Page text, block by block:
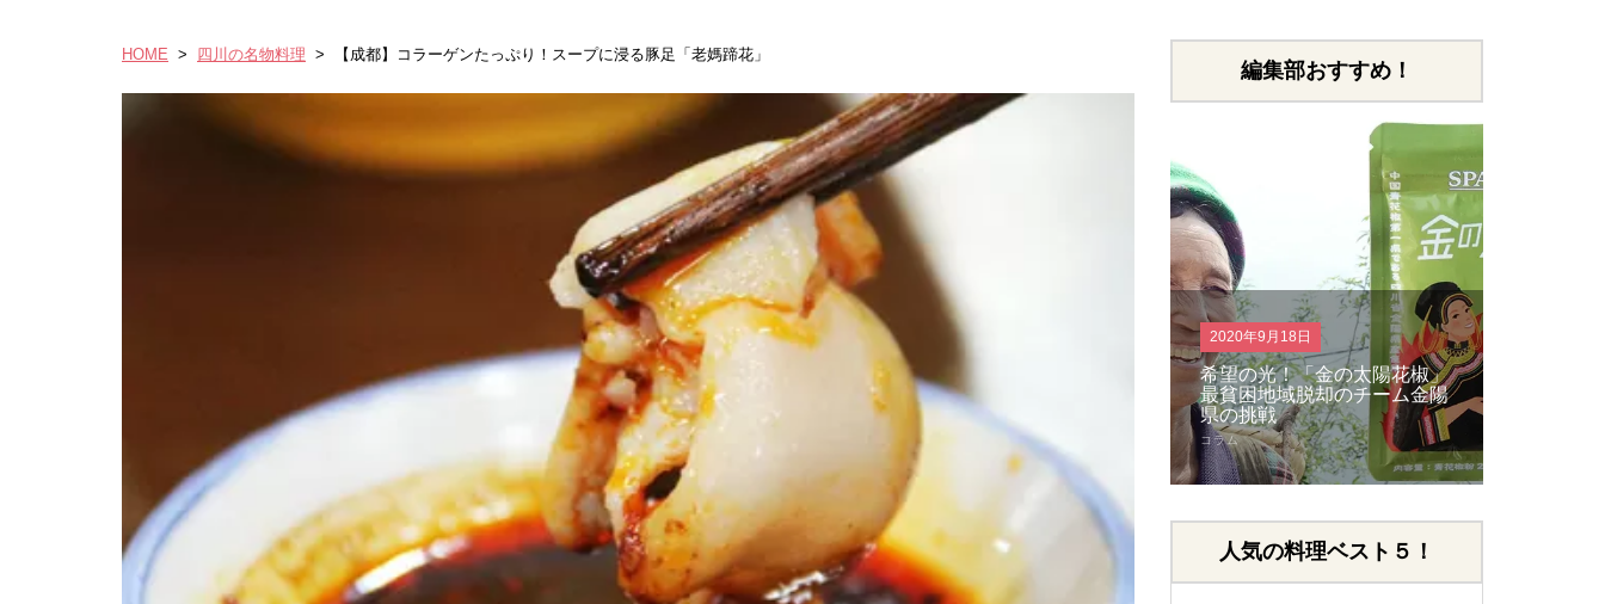
HOME > 四川の名物料理 > 【成都】コラーゲンたっぷり！スープに浸る豚足「老媽蹄花」
編集部おすすめ！
【保存版】麻辣民主化への一
歩！麻辣グランプリ2021完全
レポート（1万字）
イベント
2021年2月13日
66店舗が参加！累計リツイー
ト1.2万回以上！新しい可能
性を切り開いた四川フェス
2020@オンラインのまとめ
イベント
2020年9月18日
希望の光！「金の太陽花椒」
最貧困地域脱却のチーム金陽
県の挑戦
2018年4月21日
6万5千人が歓喜！日本で一番
熱い四川料理の日！四川フェ
ス2018大成功！！
イベント
人気の料理ベスト５！